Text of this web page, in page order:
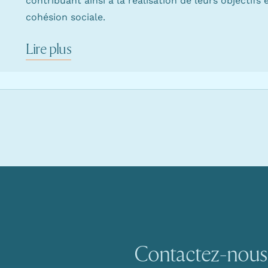
cohésion sociale.
Lire plus
Contactez-nous